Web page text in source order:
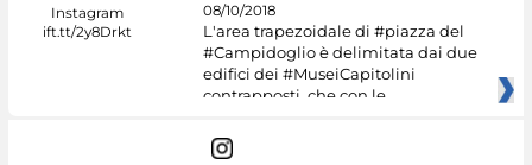
08/10/2018
L'area trapezoidale di #piazza del
#Campidoglio è delimitata dai due
edifici dei #MuseiCapitolini
contrapposti, che con le